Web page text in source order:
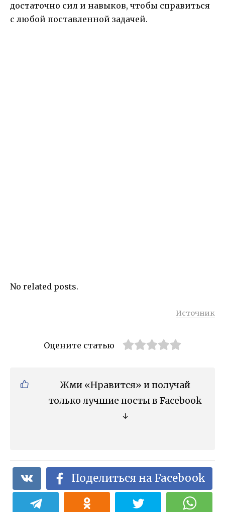
достаточно сил и навыков, чтобы справиться
с любой поставленной задачей.
No related posts.
Источник
Оцените статью
Жми «Нравится» и получай
только лучшие посты в Facebook
↓
Поделиться на Facebook